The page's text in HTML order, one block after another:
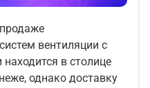
вентиляции с
в столице
однако доставку